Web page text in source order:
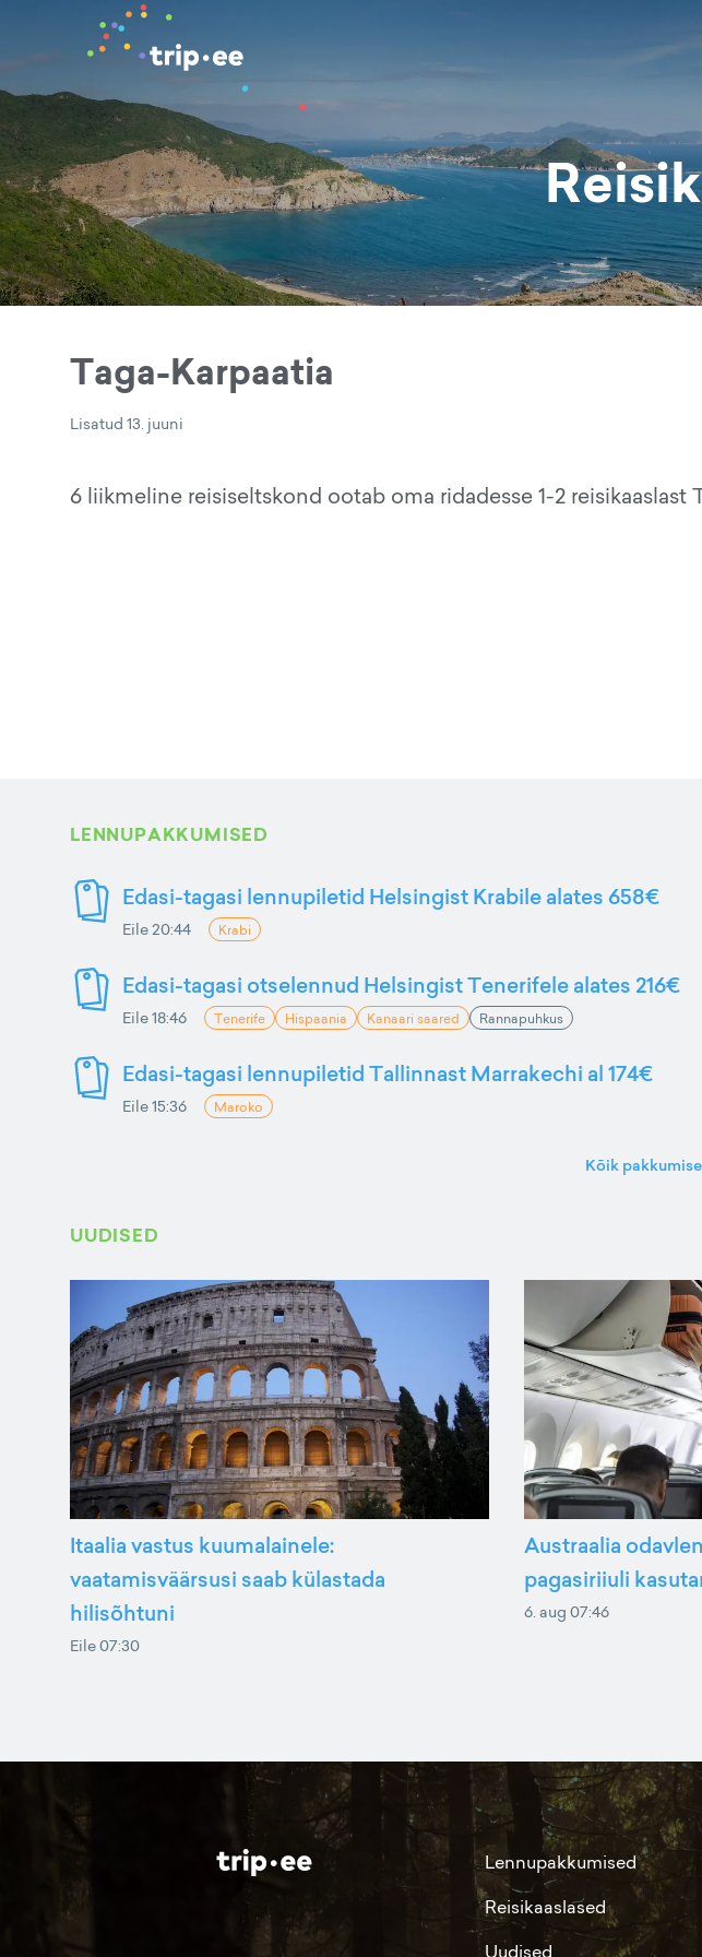
Taga-Karpaatia
Lisatud 13. juuni
6 liikmeline reisiseltskond ootab oma ridadesse 1-2 reisikaaslast
LENNUPAKKUMISED
Edasi-tagasi lennupiletid Helsingist Krabile alates 658€
Eile 20:44 Krabi
Edasi-tagasi otselennud Helsingist Tenerifele alates 216€
Eile 18:46 Tenerife Hispaania Kanaari saared Rannapuhkus
Edasi-tagasi lennupiletid Tallinnast Marrakechi al 174€
Eile 15:36 Maroko
Kõik
UUDISED
Itaalia vastus kuumalainele:
vaatamisväärsusi saab külastada
hilisõhtuni
Eile 07:30
Austraalia
pagasiriiuli
6. aug 07:46
Lennupakkumised
Reisikaaslased
Uudised